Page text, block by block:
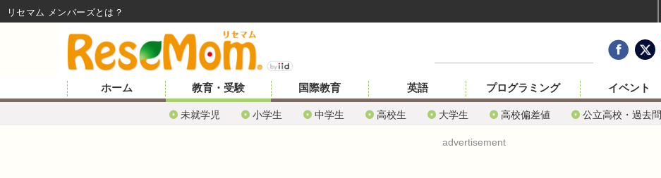
ホーム 教育・受験
未就学児 小学生 中学生 高校生 大学生 高校偏差値 公立高校・過去問
国際教育 英語 プログラミング イベント
advertisement
リセマム メンバーズ